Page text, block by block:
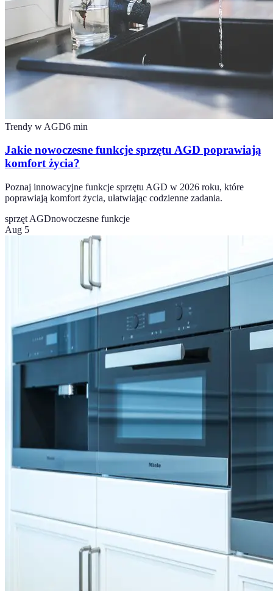
Trendy w AGD6 min
Jakie nowoczesne funkcje sprzętu AGD poprawiają
komfort życia?
Poznaj innowacyjne funkcje sprzętu AGD w 2026 roku, które
poprawiają komfort życia, ułatwiając codzienne zadania.
sprzęt AGDnowoczesne funkcje
Aug 5